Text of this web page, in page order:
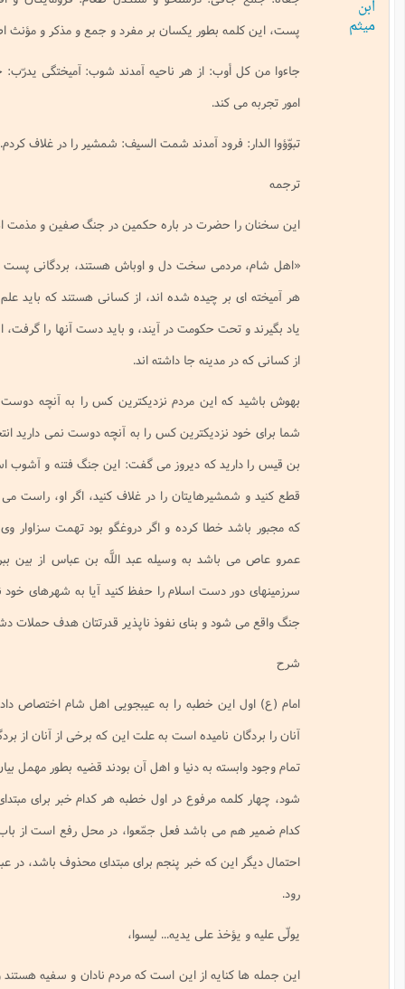
بطور يكسان بر مفرد و جمع و مذكر و مؤنث اطلاق مى شود.
از هر ناحيه آمدند شوب: آميختگى يدرّب: خو مى گيرد به عادتهاى زيبا و در
آمدند شمت السيف: شمشير را در غلاف كردم.
حضرت در باره حكمين در جنگ صفين و مذمت اهل شام بيان فرموده است.
سخت دل و اوباش هستند، بردگانى پست كه از هر سرزمينى گرد آمده و از
چيده شده اند، از كسانى هستند كه بايد علم و ادب بياموزند و دانش و تجربه
حكومت در آيند، و بايد دست آنها را گرفت، اينها نه از مهاجران و انصارند و نه
اين مردم نزديكترين كس را به آنچه دوست مى دارند براى خود برگزيدند، و
كس را به آنچه دوست نمى داريد انتخاب كرديد، شما سابقه عبد اللَّه
كه ديروز مى گفت: اين جنگ فتنه و آشوب است پس زههاى كمان خودتان را
را در غلاف كنيد، اگر او، راست مى گفت پس در آمدنش بدون اين
خطا كرده و اگر دروغگو بود تهمت سزاوار وى است، پس آنچه را كه در سينه
به وسيله عبد اللَّه بن عباس از بين ببريد و فرصت روزگار را دريابيد و
دست اسلام را حفظ كنيد آيا به شهرهاى خود نمى نگريد كه چگونه مورد هجوم
و بناى نفوذ ناپذير قدرتتان هدف حملات دشمنان قرار مى گيرد.»
خطبه را به عيبجويى اهل شام اختصاص داده تا مردم را از آنها متنفر كند، و
ناميده است به علت اين كه برخى از آنان از بردگان بودند و يا به سبب اين كه با
به دنيا و اهل آن بودند قضيه بطور مهمل بيان شده كه شامل بعضى موارد مى
مرفوع در اول خطبه هر كدام خبر براى مبتداى محذوف هستند كه مبتدا در هر
باشد فعل جمّعوا، در محل رفع است از باب اين كه صفت براى اقرام باشد،
كه خبر پنجم براى مبتداى محذوف باشد، در عبارت من ينبغي همين احتمال مى
از اين است كه مردم نادان و سفيه هستند و شايستگى آن را ندارند كه امرى